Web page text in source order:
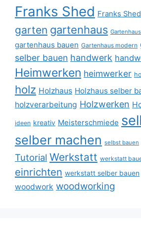
Franks Shed Franks
garten gartenhaus
gartenhaus bauen Gartenhaus modern
selber bauen handwerk
Heimwerken heimwerker
holz Holzhaus Holzhaus selber
holzverarbeitung Holzwerken
ideen kreativ Meisterschmiede
selber machen selbst bauen
Tutorial Werkstatt werkstatt
einrichten werkstatt selber bauen
woodwork woodworking